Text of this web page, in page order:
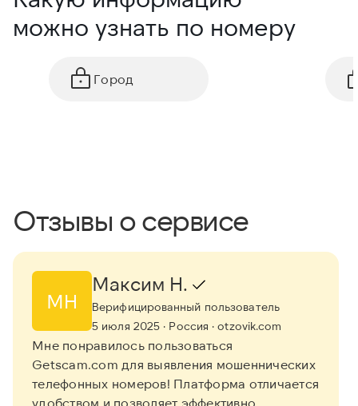
можно узнать по номеру
Город
Отзывы о сервисе
МН
Максим Н.
Верифицированный пользователь
5 июля 2025 · Россия · otzovik.com
Мне понравилось пользоваться
Getscam.com для выявления мошеннических
телефонных номеров! Платформа отличается
удобством и позволяет эффективно